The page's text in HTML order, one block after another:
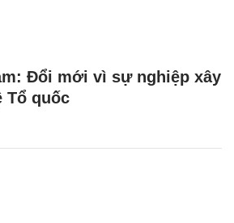
Đổi mới vì sự nghiệp xây
Tổ quốc